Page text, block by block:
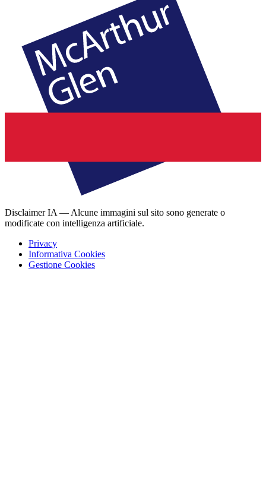
Disclaimer IA — Alcune immagini sul sito sono generate o
modificate con intelligenza artificiale.
Privacy
Informativa Cookies
Gestione Cookies